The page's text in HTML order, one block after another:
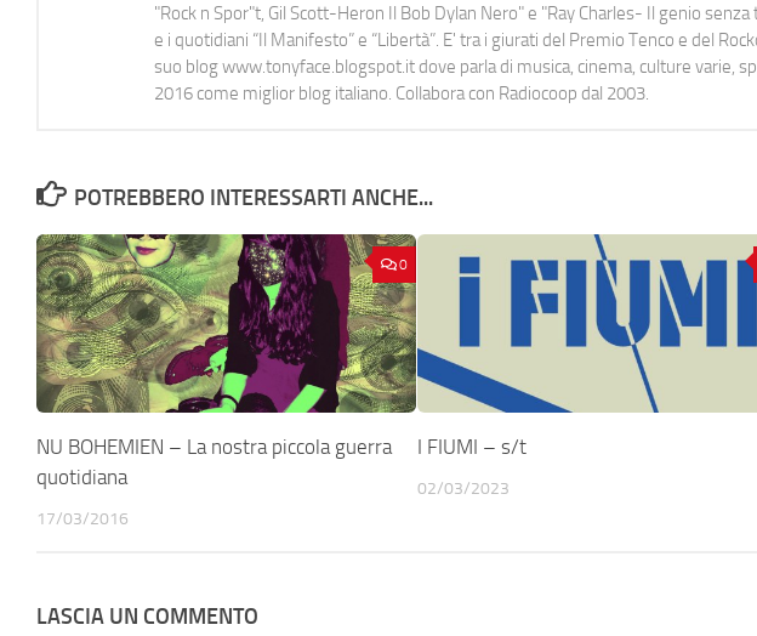
"Rock n Spor"t, Gil Scott-Heron Il Bob Dylan Nero" e "Ray Charles- Il genio senza
e i quotidiani “Il Manifesto” e “Libertà”. E' tra i giurati del Premio Tenco e del
suo blog www.tonyface.blogspot.it dove parla di musica, cinema, culture varie,
2016 come miglior blog italiano. Collabora con Radiocoop dal 2003.
POTREBBERO INTERESSARTI ANCHE...
0
NU BOHEMIEN – La nostra piccola guerra
quotidiana
17/03/2016
I FIUMI – s/t
02/03/2023
LASCIA UN COMMENTO